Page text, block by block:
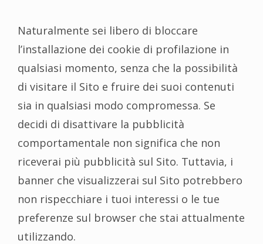
Naturalmente sei libero di bloccare
l’installazione dei cookie di profilazione in
qualsiasi momento, senza che la possibilità
di visitare il Sito e fruire dei suoi contenuti
sia in qualsiasi modo compromessa. Se
decidi di disattivare la pubblicità
comportamentale non significa che non
riceverai più pubblicità sul Sito. Tuttavia, i
banner che visualizzerai sul Sito potrebbero
non rispecchiare i tuoi interessi o le tue
preferenze sul browser che stai attualmente
utilizzando.